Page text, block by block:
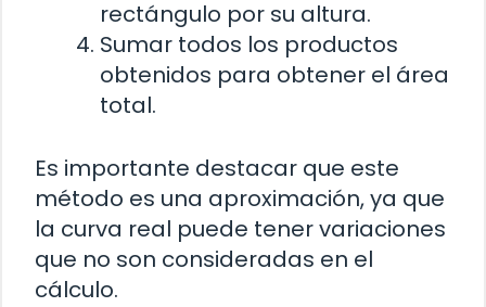
rectángulo por su altura.
Sumar todos los productos
obtenidos para obtener el área
total.
Es importante destacar que este
método es una aproximación, ya que
la curva real puede tener variaciones
que no son consideradas en el
cálculo.